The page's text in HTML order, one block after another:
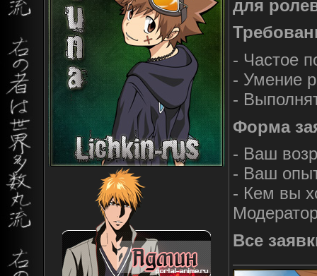
для
- Частое
- Умение
-
Форма
- Ваш
- Ваш
- Кем вы
Все